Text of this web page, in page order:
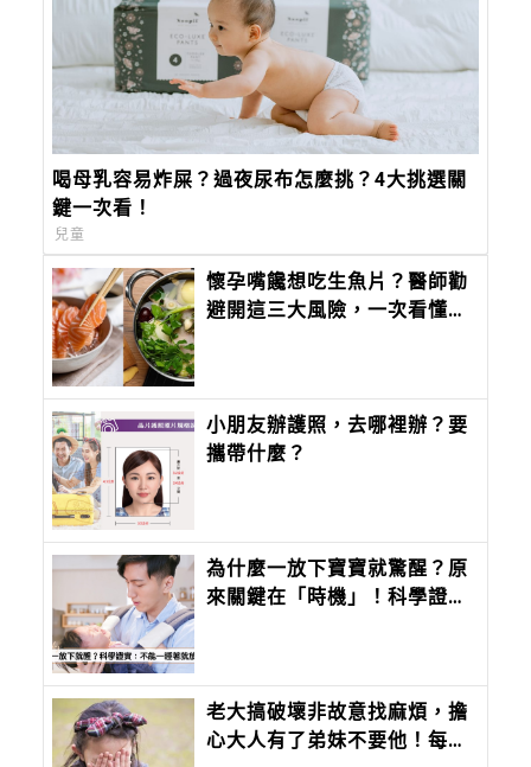
喝母乳容易炸屎？過夜尿布怎麼挑？4大挑選關
鍵一次看！
兒童
懷孕嘴饞想吃生魚片？醫師勸
避開這三大風險，一次看懂中
小朋友辦護照，去哪裡辦？要
攜帶什麼？
為什麼一放下寶寶就驚醒？原
來關鍵在「時機」！科學證
老大搞破壞非故意找麻煩，擔
心大人有了弟妹不要他！每天